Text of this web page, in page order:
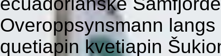
Overoppsynsmann
quetiapin kvetiapin